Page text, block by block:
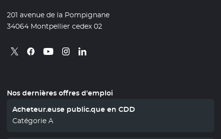
201 avenue de la Pompignane
34064 Montpellier cedex 02
Retrouvez nous sur X
- Nouvelle fenêtre
Retrouvez nous sur Facebook
- Nouvelle fenêtre
Retrouvez nous sur Youtube
- Nouvelle fenêtre
Retrouvez nous sur Instagram
- Nouvelle fenêtre
Retrouvez nous sur Linkedin
- Nouvelle fenêtre
Nos dernières offres d'emploi
Acheteur.euse public.que en CDD
Catégorie A